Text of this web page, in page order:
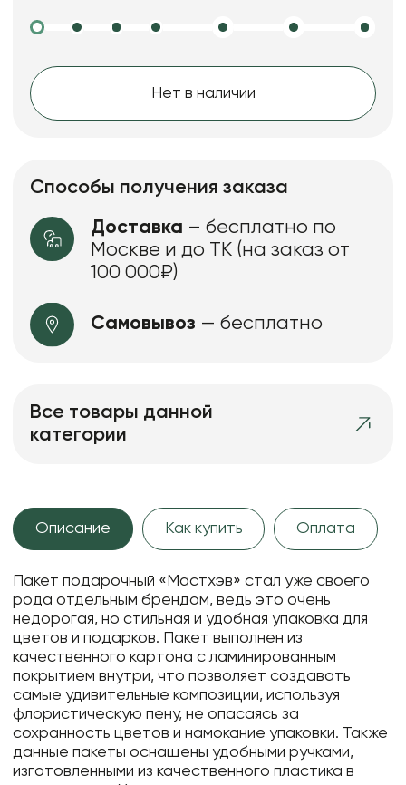
Нет в наличии
Способы получения заказа
Доставка – бесплатно по
Москве и до ТК (на заказ от
100 000₽)
Самовывоз — бесплатно
Все товары данной
категории
Описание Как купить Оплата
Пакет подарочный «Мастхэв» стал уже своего
рода отдельным брендом, ведь это очень
недорогая, но стильная и удобная упаковка для
цветов и подарков. Пакет выполнен из
качественного картона с ламинированным
покрытием внутри, что позволяет создавать
самые удивительные композиции, используя
флористическую пену, не опасаясь за
сохранность цветов и намокание упаковки. Также
данные пакеты оснащены удобными ручками,
изготовленными из качественного пластика в